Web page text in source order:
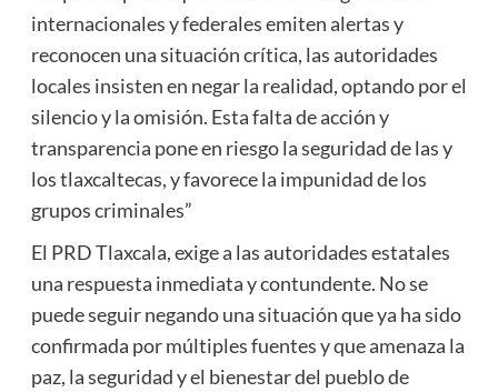
internacionales y federales emiten alertas y
reconocen una situación crítica, las autoridades
locales insisten en negar la realidad, optando por el
silencio y la omisión. Esta falta de acción y
transparencia pone en riesgo la seguridad de las y
los tlaxcaltecas, y favorece la impunidad de los
grupos criminales”
El PRD Tlaxcala, exige a las autoridades estatales
una respuesta inmediata y contundente. No se
puede seguir negando una situación que ya ha sido
confirmada por múltiples fuentes y que amenaza la
paz, la seguridad y el bienestar del pueblo de